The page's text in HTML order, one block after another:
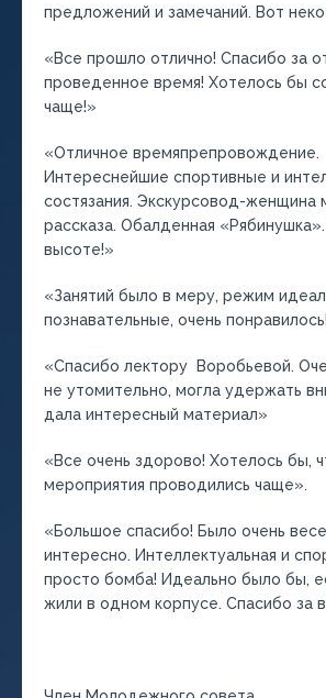
предложений и замечаний. Вот
«Все прошло отлично! Спасибо за
проведенное время! Хотелось бы
чаще!»
«Отличное времяпрепровождение.
Интереснейшие спортивные и
состязания. Экскурсовод-женщина
рассказа. Обалденная
высоте!»
«Занятий было в меру, режим
познавательные, очень
«Спасибо лектору Воробьевой.
не утомительно, могла удержать
дала интересный материал»
«Все очень здорово! Хотелось бы,
мероприятия проводились чаще».
«Большое спасибо! Было очень
интересно. Интеллектуальная и
просто бомба! Идеально было бы,
жили в одном корпусе. Спасибо за